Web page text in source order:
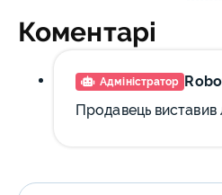
Коментарі
Адміністратор
Продавець